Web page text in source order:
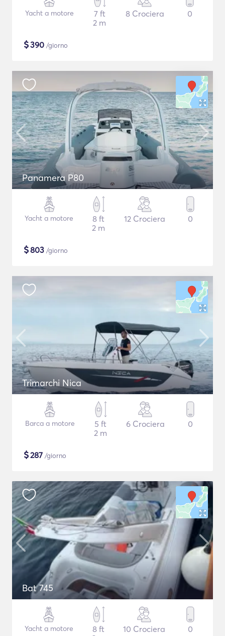
Yacht a motore
7 ft
2 m
8 Crociera 0
$390 /giorno
Panamera P80
Yacht a motore
8 ft
2 m
12 Crociera 0
$803 /giorno
Trimarchi Nica
Barca a motore
5 ft
2 m
6 Crociera 0
$287 /giorno
Bat 745
Yacht a motore
8 ft
10 Crociera 0